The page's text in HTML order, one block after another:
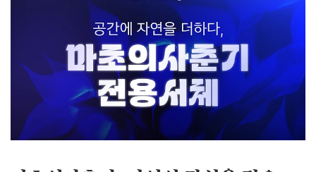
친근한 인상을 전하며, 시선을 사로잡아야 하는 다양한
콘텐츠에서 존재감을 발휘합니다. 포인트가 필요한 곳에
활용하면 콘텐츠에 한층 생동감 있는 분위기를 더할 수
있습니다. ‘정말가지가지’만의 또 다른 매력은 히든 딩벳
(Hidden Dingbat) 기능입니다. `;)`, `;>` 를 입력하면 개성
넘치는 가지 캐릭터가 나타나 텍스트와 함께 색다른 연출을
경험할 수 있습니다. 유쾌한 상상력으로 완성된 「Yoon
정말가지가지..